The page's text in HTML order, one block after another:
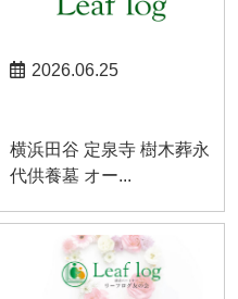
2026.06.25
横浜田谷 定泉寺 樹木葬永
代供養墓 オー...